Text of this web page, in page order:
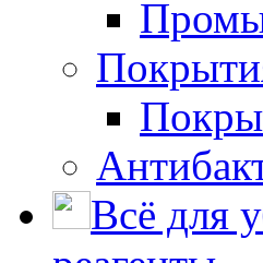
Всё для